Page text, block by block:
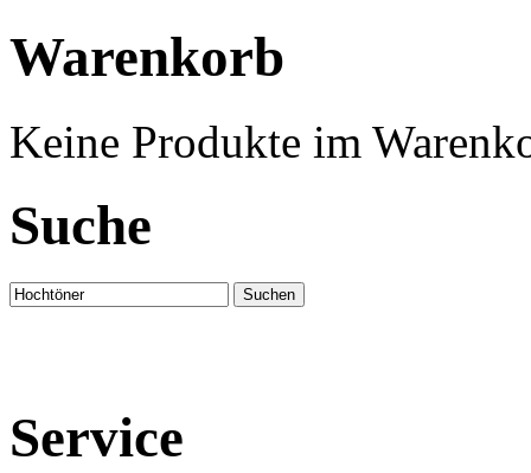
Warenkorb
Keine Produkte im
Suche
Service